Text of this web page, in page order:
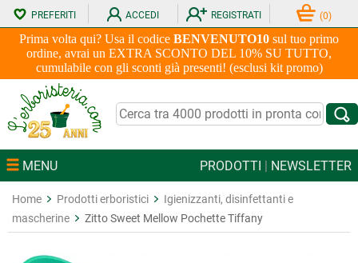
Prima volta qui? Usa il codice BENVENUTO10 sul tuo primo
ordine, avrai un EXTRA SCONTO DEL 10% SU TUTTO,
cumulabile con gli sconti già presenti! (esclusi kit promo)
PREFERITI ACCEDI REGISTRATI (0)
MENU PRODOTTI | NEWSLETTER
Home Prodotti erboristici
Igienizzanti, disinfettanti e
mascherine
Zitto Sweet Mellow Pochette Tiffany